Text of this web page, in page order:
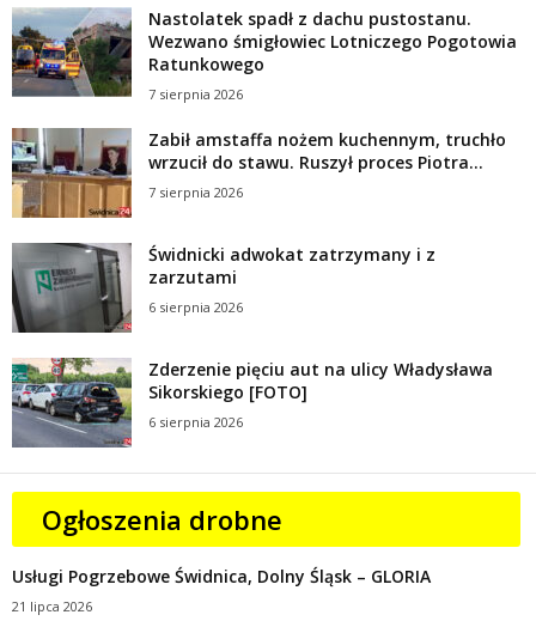
Nastolatek spadł z dachu pustostanu.
Wezwano śmigłowiec Lotniczego Pogotowia
Ratunkowego
7 sierpnia 2026
Zabił amstaffa nożem kuchennym, truchło
wrzucił do stawu. Ruszył proces Piotra...
7 sierpnia 2026
Świdnicki adwokat zatrzymany i z
zarzutami
6 sierpnia 2026
Zderzenie pięciu aut na ulicy Władysława
Sikorskiego [FOTO]
6 sierpnia 2026
Ogłoszenia drobne
Usługi Pogrzebowe Świdnica, Dolny Śląsk – GLORIA
21 lipca 2026